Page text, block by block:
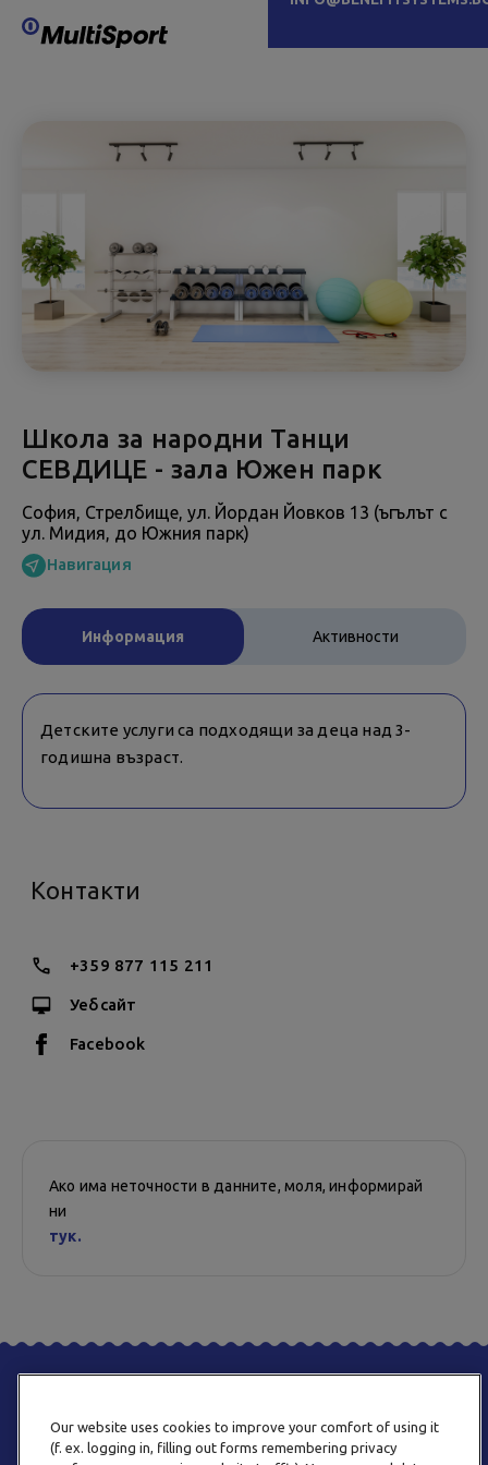
Школа за народни Танци
СЕВДИЦЕ - зала Южен парк
София, Стрелбище, ул. Йордан Йовков 13 (ъгълът с
ул. Мидия, до Южния парк)
Навигация
Информация Активности
Детските услуги са подходящи за деца над 3-
годишна възраст.
Контакти
+359 877 115 211
Уебсайт
Facebook
Ако има неточности в данните, моля, информирай
ни
тук.
Our website uses cookies to improve your comfort of using it
(f. ex. logging in, filling out forms remembering privacy